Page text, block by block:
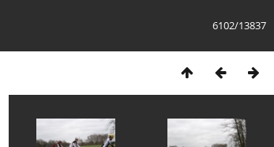
6102/13837